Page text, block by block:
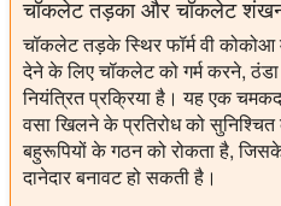
चॉकलेट तड़का और चॉकलेट
चॉकलेट तड़के स्थिर फॉर्म वी
देने के लिए चॉकलेट को गर्म करने,
नियंत्रित प्रक्रिया है। यह एक
वसा खिलने के प्रतिरोध को
बहुरूपियों के गठन को रोकता है,
दानेदार बनावट हो सकती है।